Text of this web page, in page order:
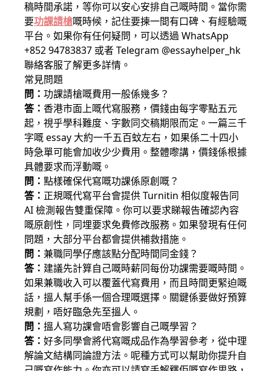
稿時間承諾，等你可以安心安排自己嘅時間。當你需
要功課請槍嘅時候，記住要揀一間有口碑、有經驗嘅
平台。如果你有任何疑問，可以透過 WhatsApp
+852 94783837 或者 Telegram @essayhelper_hk
聯絡客服了解更多詳情。
常見問題
問： 功課請槍嘅費用一般係幾多？
答： 香港市面上嘅代寫服務，價錢由每字零點五元
起，視乎學科難度、字數同交稿期限而定。一篇三千
字嘅 essay 大約一千五百蚊左右，如果係二十四小
時急單可能會加收少少費用。整體嚟講，價錢係根據
具體要求而浮動嘅。
問： 點樣確保代寫嘅功課係原創嘅？
答： 正規嘅代寫平台會提供 Turnitin 相似度報告同
AI 檢測報告雙重保障。你可以要求睇報告確認內容
嘅原創性，同埋要求免費修改服務。如果發現有任何
問題，大部分平台都會提供補救措施。
問： 兼職同學仔應該點分配時間同金錢？
答： 建議先計算自己嘅時薪同每份功課需要嘅時間。
如果兼職收入可以覆蓋代寫費用，而且時間更緊迫嘅
話，搵人幫手係一個合理嘅選擇。關鍵係要做好預算
規劃，唔好臨急先至搵人。
問： 搵人寫功課會唔會影響自己嘅學習？
答： 好多同學會將代寫嘅成品作為學習參考，從中理
解論文結構同論證方法。呢種方式可以幫助你提升自